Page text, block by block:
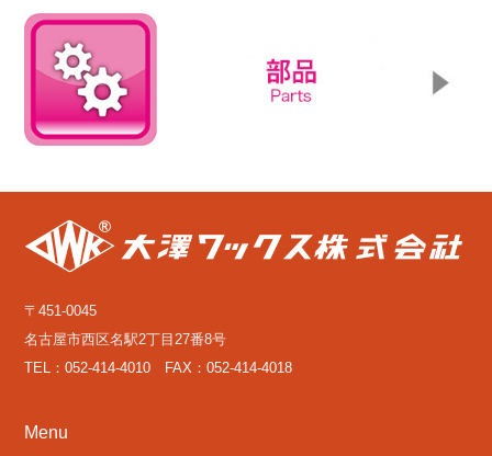
〒451-0045
名古屋市西区名駅2丁目27番8号
TEL：052-414-4010 FAX：052-414-4018
Menu